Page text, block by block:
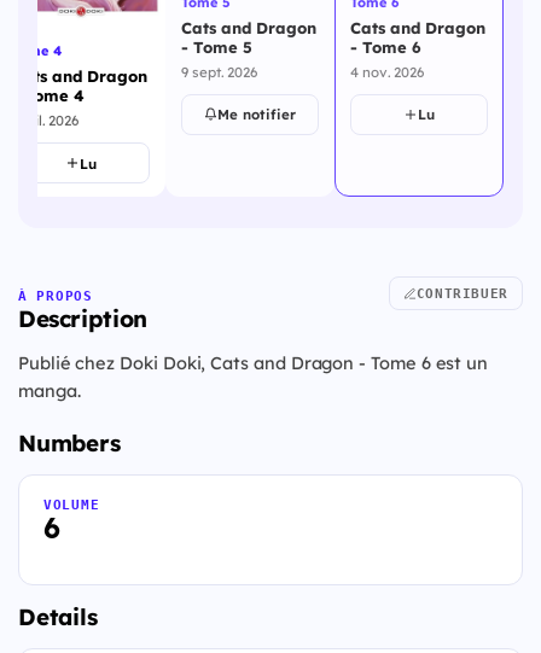
Tome 4
Cats and Dragon
- Tome 4
1 juil. 2026
Lu
Cats and Dragon
- Tome 5
9 sept. 2026
Me notifier
Cats and Dragon
- Tome 6
4 nov. 2026
Lu
À PROPOS
Description
CONTRIBUER
Publié chez Doki Doki, Cats and Dragon - Tome 6 est un
manga.
Numbers
6
VOLUME
Details